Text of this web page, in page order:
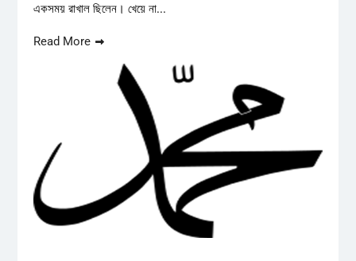
একসময় রাখাল ছিলেন। খেয়ে না...
Read More